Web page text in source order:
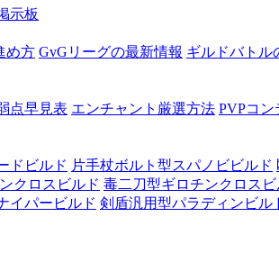
示板
め方 GvGリーグの最新情報 ギルドバトル
点早見表 エンチャント厳選方法 PVPコン
ドビルド 片手杖ボルト型スパノビビルド
クロスビルド 毒二刀型ギロチンクロスビ
イパービルド 剣盾汎用型パラディンビル